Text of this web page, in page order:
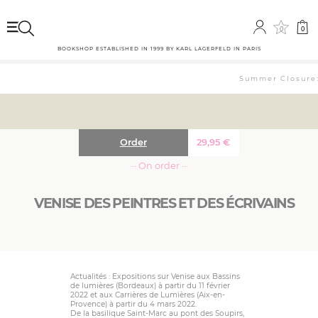
0 0
BOOKSHOP ESTABLISHED IN 1999 BY KARL LAGERFELD IN PARIS
Summer Closure:
VENISE DES PEINTRES ET DES ÉCRIVAINS
29,95€
Order
··· On order ···
Actualités : Expositions sur Venise aux Bassins
de lumières (Bordeaux) à partir du 11 février
2022 et aux Carrières de Lumières (Aix-en-
Provence) à partir du 4 mars 2022.
De la basilique Saint-Marc au pont des Soupirs,